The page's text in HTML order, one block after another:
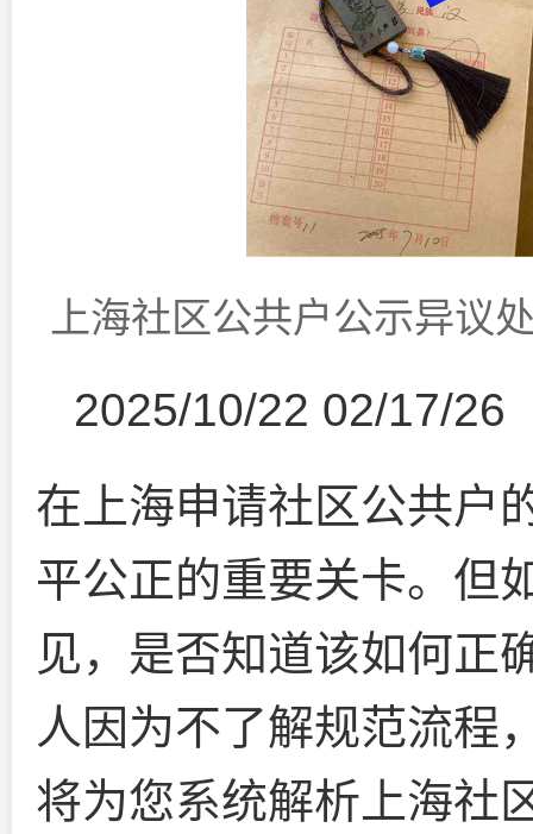
上海社区公共户公示异议
2025/10/22 02/17/26
在上海申请社区公共户
平公正的重要关卡。但
见，是否知道该如何正
人因为不了解规范流程
将为您系统解析上海社